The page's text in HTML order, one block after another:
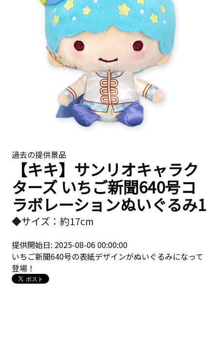
過去の提供景品
【キキ】サンリオキャラク
ターズ いちご新聞640号コ
ラボレーションぬいぐるみ1
◆サイズ：約17cm
提供開始日: 2025-08-06 00:00:00
いちご新聞640号の表紙デザインがぬいぐるみになって
登場！